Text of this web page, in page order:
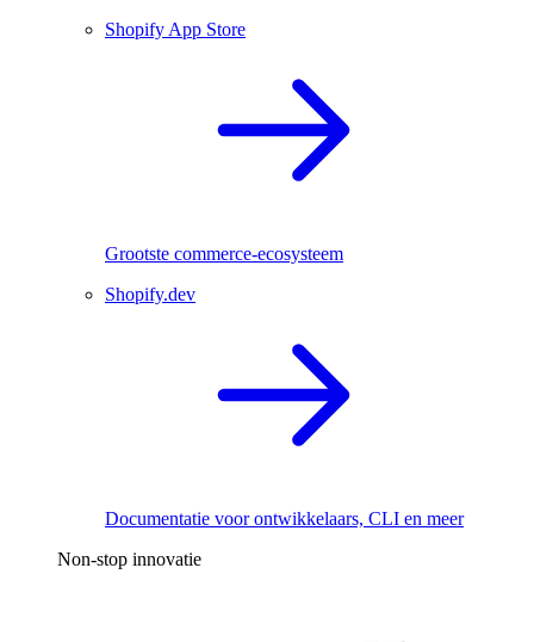
Shopify App Store
Grootste commerce-ecosysteem
Shopify.dev
Documentatie voor ontwikkelaars, CLI en meer
Non-stop innovatie